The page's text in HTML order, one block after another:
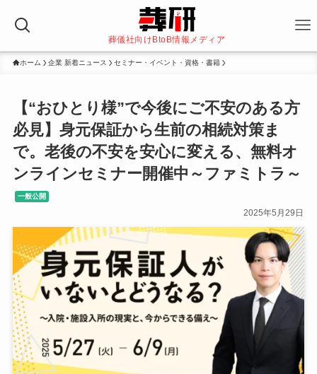
葬儀社向けBtoB情報メディア
ホーム 企業 新着ニュース セミナー・イベント・資格・書籍
【“おひとり様”で今後にご不安のある方
必見】身元保証から生前の相続対策ま
で。老後の不安を安心に変える、無料オ
ンラインセミナー開催中～ファミトラ～
一般公開
2025年5月29日